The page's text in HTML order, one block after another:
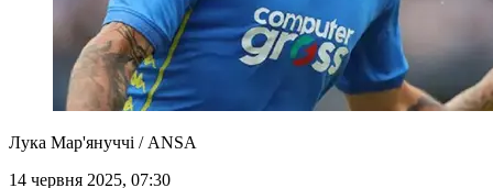
Лука Мар'януччі / ANSA
14 червня 2025, 07:30